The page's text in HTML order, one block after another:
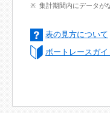
集計期間内にデータが
表の見方について
ボートレースガイ